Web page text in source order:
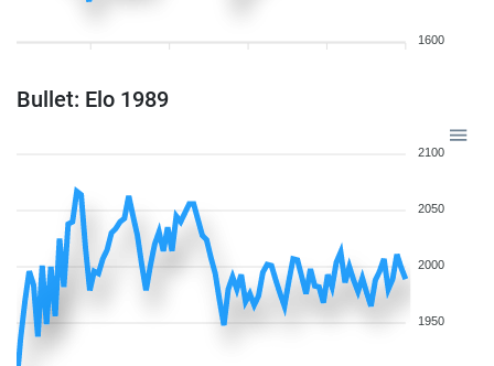
1600
Bullet: Elo 1989
2100
2050
2000
1950